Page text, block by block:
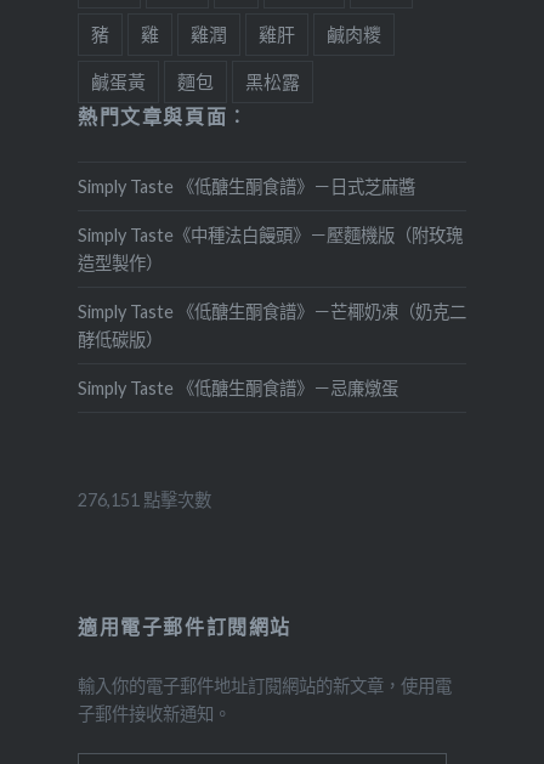
豬 雞 雞潤 雞肝 鹹肉糭
鹹蛋黃 麵包 黑松露
熱門文章與頁面︰
Simply Taste 《低醣生酮食譜》－日式芝麻醬
Simply Taste《中種法白饅頭》－壓麵機版（附玫瑰
造型製作）
Simply Taste 《低醣生酮食譜》－芒椰奶凍（奶克二
酵低碳版）
Simply Taste 《低醣生酮食譜》－忌廉燉蛋
276,151 點擊次數
適用電子郵件訂閱網站
輸入你的電子郵件地址訂閱網站的新文章，使用電
子郵件接收新通知。